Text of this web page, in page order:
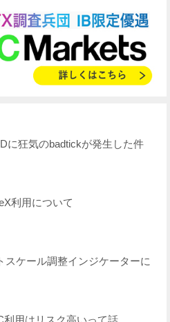
に狂気のbadtickが発生した件
利用について
スケール調整インジケーターに